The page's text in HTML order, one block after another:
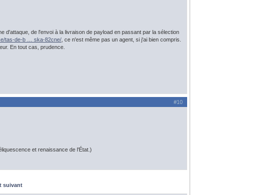
d'attaque, de l'envoi à la livraison de payload en passant par la sélection
tas-de-b … ska-82cne/ , ce n'est même pas un agent, si j'ai bien compris.
En tout cas, prudence.
#10
et renaissance de l'État.)
suivant